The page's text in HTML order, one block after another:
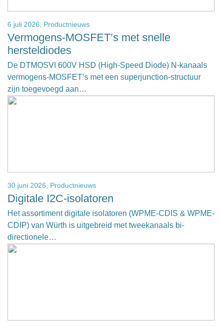
6 juli 2026, Productnieuws
Vermogens-MOSFET’s met snelle
hersteldiodes
De DTMOSVI 600V HSD (High-Speed ​​Diode) N-kanaals
vermogens-MOSFET’s met een superjunction-structuur
zijn toegevoegd aan…
30 juni 2026, Productnieuws
Digitale I2C-isolatoren
Het assortiment digitale isolatoren (WPME-CDIS & WPME-
CDIP) van Würth is uitgebreid met tweekanaals bi-
directionele…